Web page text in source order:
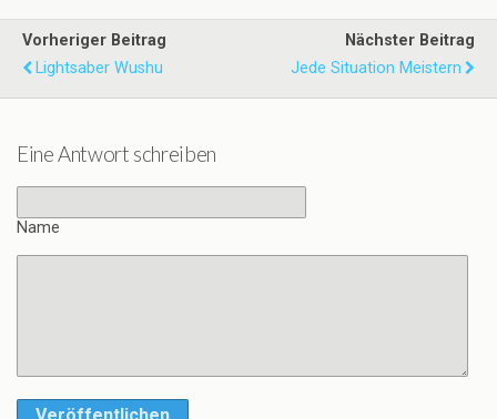
Vorheriger Beitrag
Lightsaber Wushu
Nächster Beitrag
Jede Situation Meistern
Eine Antwort schreiben
Name